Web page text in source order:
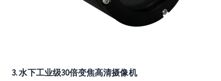
3. 水下工业级30倍变焦高清摄像机